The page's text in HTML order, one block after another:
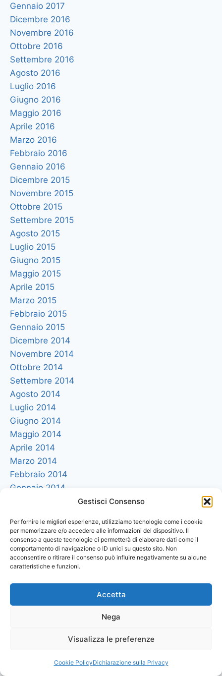
Gestisci Consenso
Per fornire le migliori esperienze, utilizziamo tecnologie come i cookie
per memorizzare e/o accedere alle informazioni del dispositivo. Il
consenso a queste tecnologie ci permetterà di elaborare dati come il
comportamento di navigazione o ID unici su questo sito. Non
acconsentire o ritirare il consenso può influire negativamente su alcune
caratteristiche e funzioni.
Accetta
Nega
Visualizza le preferenze
Cookie PolicyDichiarazione sulla Privacy
Gennaio 2017
Dicembre 2016
Novembre 2016
Ottobre 2016
Settembre 2016
Agosto 2016
Luglio 2016
Giugno 2016
Maggio 2016
Aprile 2016
Marzo 2016
Febbraio 2016
Gennaio 2016
Dicembre 2015
Novembre 2015
Ottobre 2015
Settembre 2015
Agosto 2015
Luglio 2015
Giugno 2015
Maggio 2015
Aprile 2015
Marzo 2015
Febbraio 2015
Gennaio 2015
Dicembre 2014
Novembre 2014
Ottobre 2014
Settembre 2014
Agosto 2014
Luglio 2014
Giugno 2014
Maggio 2014
Aprile 2014
Marzo 2014
Febbraio 2014
Gennaio 2014
Ottobre 2013
Settembre 2013
Agosto 2013
Luglio 2013
Giugno 2013
Aprile 2013
Dicembre 2012